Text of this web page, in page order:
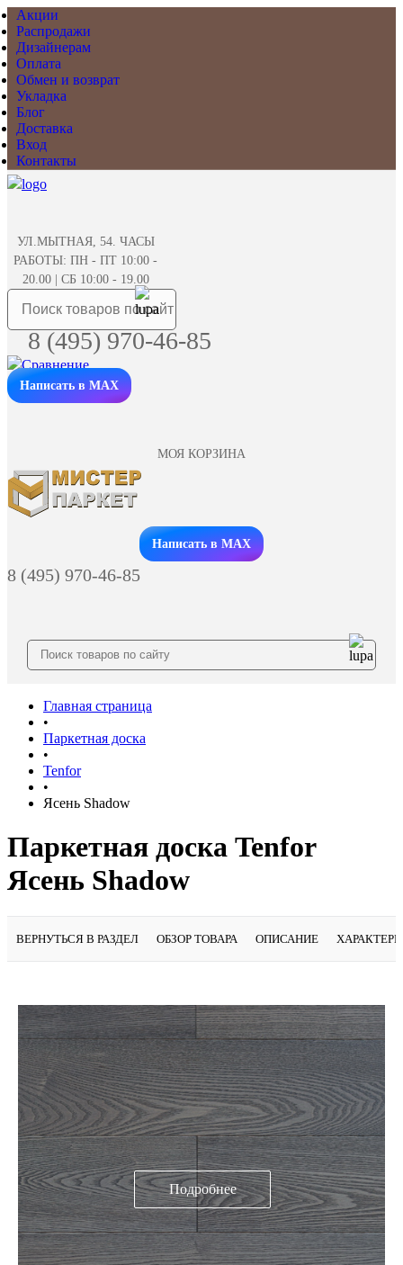
Акции
Распродажи
Дизайнерам
Оплата
Обмен и возврат
Укладка
Блог
Доставка
Вход
Контакты
УЛ.МЫТНАЯ, 54. ЧАСЫ
РАБОТЫ: ПН - ПТ 10:00 -
20.00 | СБ 10:00 - 19.00
8 (495) 970-46-85
Написать в MAX
МОЯ КОРЗИНА
Заказать звонок
Написать в MAX
8 (495) 970-46-85
Главная страница
•
Паркетная доска
•
Tenfor
•
Ясень Shadow
Паркетная доска Tenfor
Ясень Shadow
ВЕРНУТЬСЯ В РАЗДЕЛ ОБЗОР ТОВАРА ОПИСАНИЕ
Подробнее